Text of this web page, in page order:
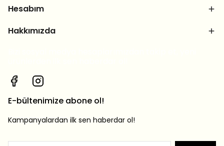
Hesabım
Hakkımızda
E-bültenimize abone ol!
Kampanyalardan ilk sen haberdar ol!